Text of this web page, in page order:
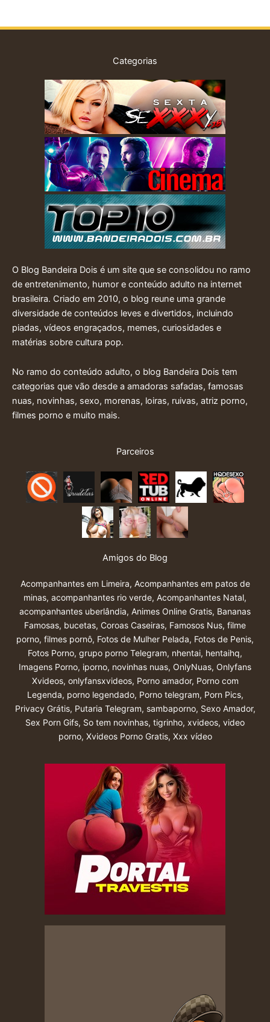
Categorias
O Blog Bandeira Dois é um site que se consolidou no ramo
de entretenimento, humor e conteúdo adulto na internet
brasileira. Criado em 2010, o blog reune uma grande
diversidade de conteúdos leves e divertidos, incluindo
piadas, vídeos engraçados, memes, curiosidades e
matérias sobre cultura pop.
No ramo do conteúdo adulto, o blog Bandeira Dois tem
categorias que vão desde a amadoras safadas, famosas
nuas, novinhas, sexo, morenas, loiras, ruivas, atriz porno,
filmes porno e muito mais.
Parceiros
Amigos do Blog
Acompanhantes em Limeira, Acompanhantes em patos de
minas, acompanhantes rio verde, Acompanhantes Natal,
acompanhantes uberlândia, Animes Online Gratis, Bananas
Famosas, bucetas, Coroas Caseiras, Famosos Nus, filme
porno, filmes pornô, Fotos de Mulher Pelada, Fotos de Penis,
Fotos Porno, grupo porno Telegram, nhentai, hentaihq,
Imagens Porno, iporno, novinhas nuas, OnlyNuas, Onlyfans
Xvideos, onlyfansxvideos, Porno amador, Porno com
Legenda, porno legendado, Porno telegram, Porn Pics,
Privacy Grátis, Putaria Telegram, sambaporno, Sexo Amador,
Sex Porn Gifs, So tem novinhas, tigrinho, xvideos, video
porno, Xvideos Porno Gratis, Xxx vídeo